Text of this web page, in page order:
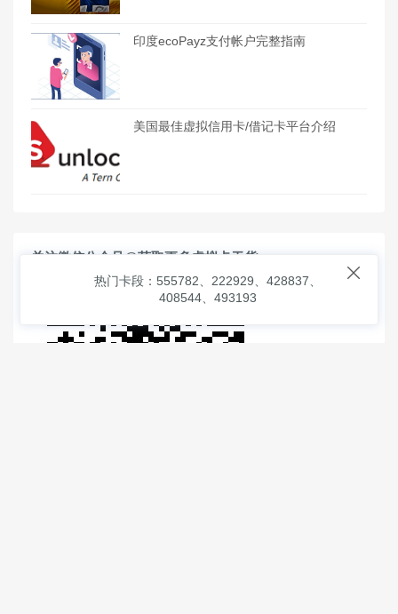
印度ecoPayz支付帐户完整指南
美国最佳虚拟信用卡/借记卡平台介绍
关注微信公众号@获取更多虚拟卡干货

热门卡段：555782、222929、428837、
408544、493193